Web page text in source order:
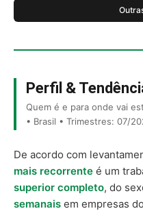
Perfil &
Quem é e para onde vai
• Brasil • Trimestres: 07/
De acordo com
mais recorrente é um
superior completo, do
semanais em empresas